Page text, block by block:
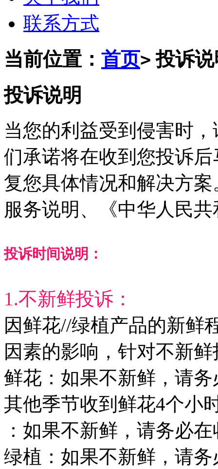
联系方式
当前位置： 首页> 投诉
投诉说明
当您的利益受到侵害时
们承诺将在收到您投诉
复您具体情况和解决方
服务说明、《中华人民
投诉时间说明：
1.不新鲜投诉：
因鲜花//绿植产品的新鲜
因素的影响，针对不新
鲜花：如果不新鲜，请
其他季节收到鲜花4个小
：如果不新鲜，请务必
绿植：如果不新鲜，请